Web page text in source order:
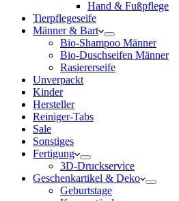
Hand & Fußpflege
Tierpflegeseife
Männer & Bart
Bio-Shampoo Männer
Bio-Duschseifen Männer
Rasiererseife
Unverpackt
Kinder
Hersteller
Reiniger-Tabs
Sale
Sonstiges
Fertigung
3D-Druckservice
Geschenkartikel & Deko
Geburtstage